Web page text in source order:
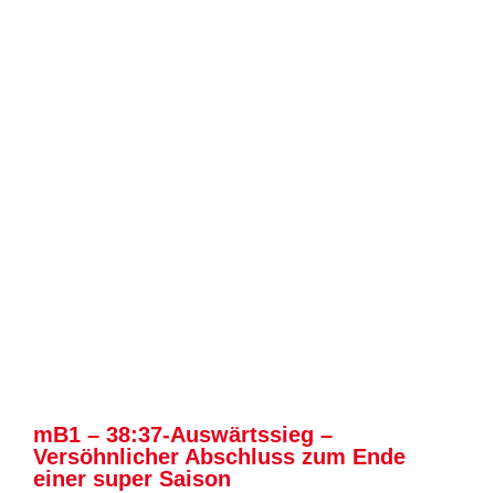
mB1 – 38:37-Auswärtssieg –
Versöhnlicher Abschluss zum Ende
einer super Saison